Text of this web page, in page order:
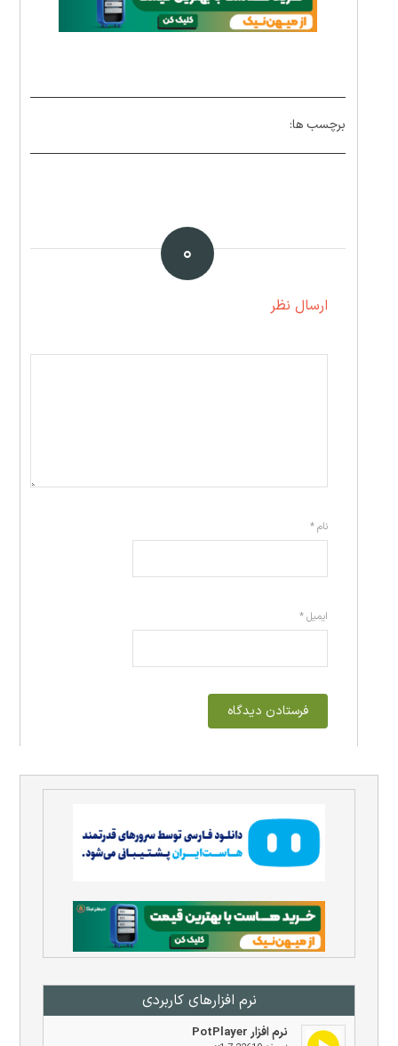
نرم افزار‌های کاربردی
نرم افزار PotPlayer
برچسب ها:
۰
ارسال نظر
نام*
ایمیل*